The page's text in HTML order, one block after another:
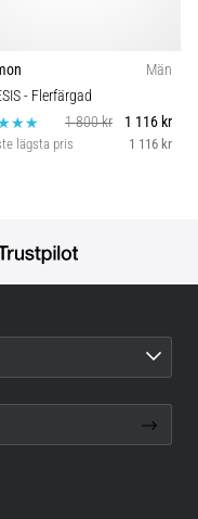
Män
- Flerfärgad
1 800 kr
1 116 kr
lägsta pris 1 116 kr